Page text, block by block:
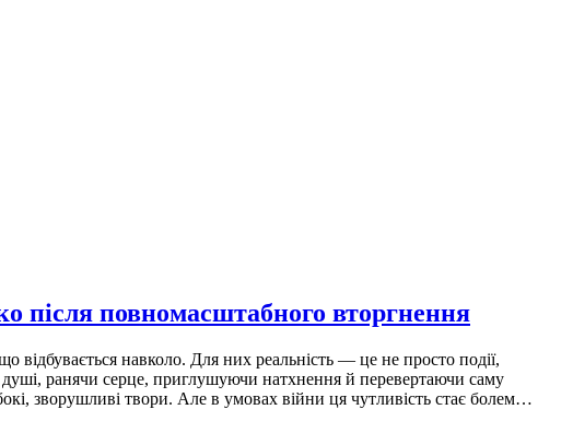
після повномасштабного вторгнення
відбувається навколо. Для них реальність — це не просто події,
ранячи серце, приглушуючи натхнення й перевертаючи саму
зворушливі твори. Але в умовах війни ця чутливість стає болем…